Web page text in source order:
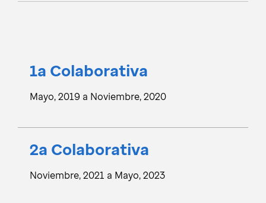
1a Cola­bo­rativa
Mayo, 2019 a Novie­mbre, 2020
2a Cola­bo­rativa
Novie­mbre, 2021 a Mayo, 2023